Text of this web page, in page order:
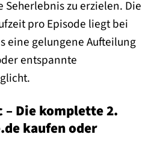
Seherlebnis zu erzielen. Die
pro Episode liegt bei
eine gelungene Aufteilung
entspannte
– Die komplette 2.
kaufen oder